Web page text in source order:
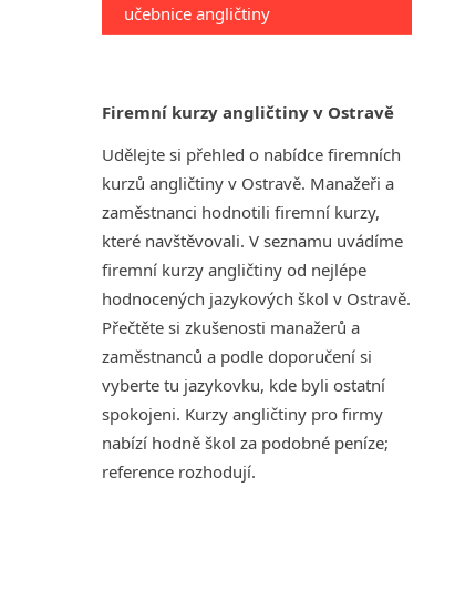
učebnice angličtiny
Firemní kurzy angličtiny v Ostravě
Udělejte si přehled o nabídce firemních
kurzů angličtiny v Ostravě. Manažeři a
zaměstnanci hodnotili firemní kurzy,
které navštěvovali. V seznamu uvádíme
firemní kurzy angličtiny od nejlépe
hodnocených jazykových škol v Ostravě.
Přečtěte si zkušenosti manažerů a
zaměstnanců a podle doporučení si
vyberte tu jazykovku, kde byli ostatní
spokojeni. Kurzy angličtiny pro firmy
nabízí hodně škol za podobné peníze;
reference rozhodují.